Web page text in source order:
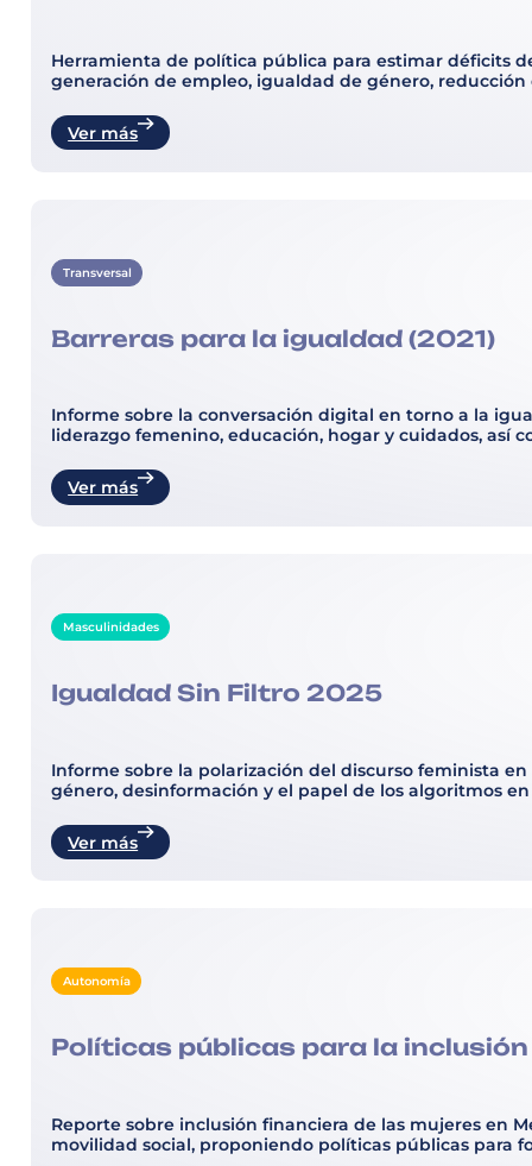
Herramienta de política pública para estimar déficits
generación de empleo, igualdad de género,
Ver más
Transversal
Barreras para la igualdad (2021)
Informe sobre la conversación digital en torno a la
liderazgo femenino, educación, hogar y cuidados, así
Ver más
Masculinidades
Igualdad Sin Filtro 2025
Informe sobre la polarización del discurso feminista
género, desinformación y el papel de los algoritmos
Ver más
Autonomía
Políticas públicas para la
Reporte sobre inclusión financiera de las mujeres en
movilidad social, proponiendo políticas públicas para